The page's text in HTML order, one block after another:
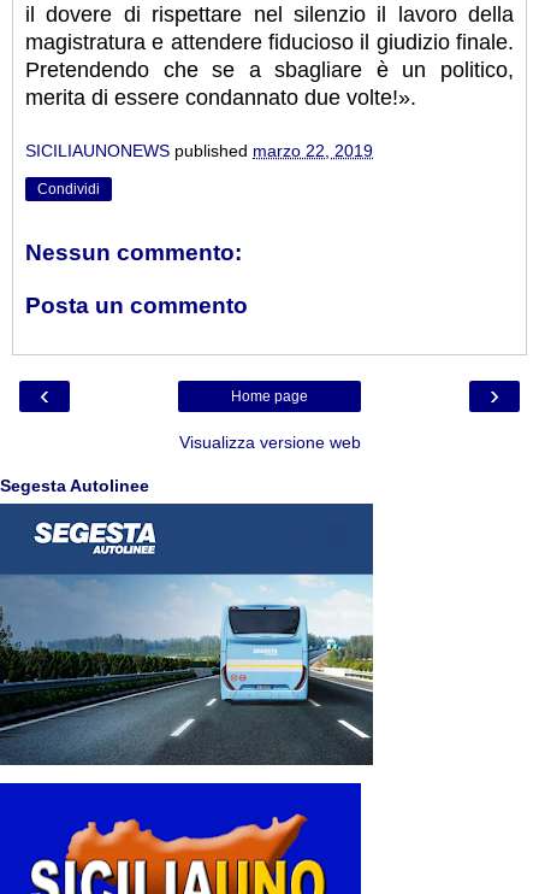
il dovere di rispettare nel silenzio il lavoro della
magistratura e attendere fiducioso il giudizio finale.
Pretendendo che se a sbagliare è un politico,
merita di essere condannato due volte!».
SICILIAUNONEWS published marzo 22, 2019
Condividi
Nessun commento:
Posta un commento
‹ ›
Home page
Visualizza versione web
Segesta Autolinee